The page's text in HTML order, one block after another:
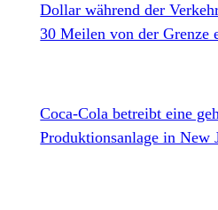
Dollar während der
30 Meilen von der Grenze
Coca-Cola betreibt eine
Produktionsanlage in New